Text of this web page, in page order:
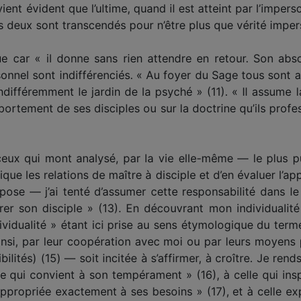
évident que l’ultime, quand il est atteint par
deux sont transcendés pour n’être plus que vérité
car « il donne sans rien attendre en retour. Son
sont indifférenciés. « Au foyer du Sage tous sont
le jardin de la psyché » (11). « Il assume
de ses disciples ou sur la doctrine qu’ils
qui mont analysé, par la vie elle-même — le plus
les relations de maître à disciple et d’en évaluer
— j’ai tenté d’assumer cette responsabilité dans
son disciple » (13). En découvrant mon individualité
» étant ici prise au sens étymologique du
par leur coopération avec moi ou par leurs
(15) — soit incitée à s’affirmer, à croître. Je
qui convient à son tempérament » (16), à celle qui
exactement à ses besoins » (17), et à celle